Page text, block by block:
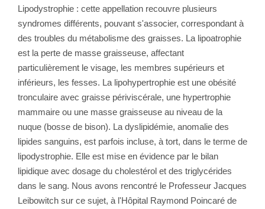
Lipodystrophie : cette appellation recouvre plusieurs
syndromes différents, pouvant s'associer, correspondant à
des troubles du métabolisme des graisses. La lipoatrophie
est la perte de masse graisseuse, affectant
particulièrement le visage, les membres supérieurs et
inférieurs, les fesses. La lipohypertrophie est une obésité
tronculaire avec graisse périviscérale, une hypertrophie
mammaire ou une masse graisseuse au niveau de la
nuque (bosse de bison). La dyslipidémie, anomalie des
lipides sanguins, est parfois incluse, à tort, dans le terme de
lipodystrophie. Elle est mise en évidence par le bilan
lipidique avec dosage du cholestérol et des triglycérides
dans le sang. Nous avons rencontré le Professeur Jacques
Leibowitch sur ce sujet, à l'Hôpital Raymond Poincaré de